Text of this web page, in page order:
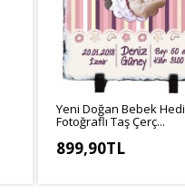
Yeni Doğan Bebek
Fotoğraflı Taş Çerç...
899,90TL